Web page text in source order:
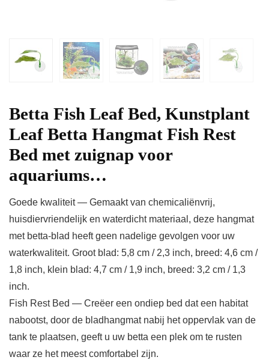
Betta Fish Leaf Bed, Kunstplant
Leaf Betta Hangmat Fish Rest
Bed met zuignap voor
aquariums…
Goede kwaliteit — Gemaakt van chemicaliënvrij,
huisdiervriendelijk en waterdicht materiaal, deze hangmat
met betta-blad heeft geen nadelige gevolgen voor uw
waterkwaliteit. Groot blad: 5,8 cm / 2,3 inch, breed: 4,6 cm /
1,8 inch, klein blad: 4,7 cm / 1,9 inch, breed: 3,2 cm / 1,3
inch.
Fish Rest Bed — Creëer een ondiep bed dat een habitat
nabootst, door de bladhangmat nabij het oppervlak van de
tank te plaatsen, geeft u uw betta een plek om te rusten
waar ze het meest comfortabel zijn.